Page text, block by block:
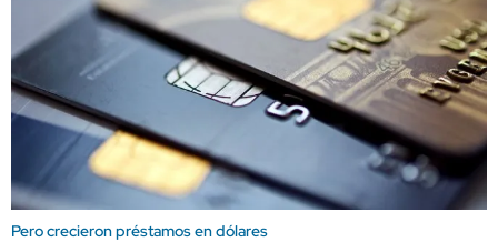
Pero crecieron préstamos en dólares